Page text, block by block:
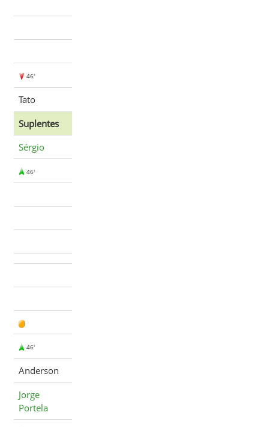
46'
Tato
Suplentes
Sérgio
46'
46'
Anderson
Jorge
Portela